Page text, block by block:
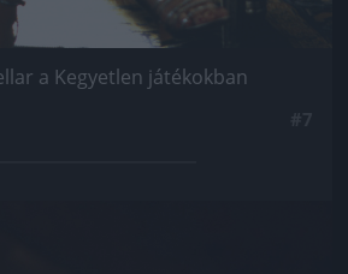
a Kegyetlen játékokban